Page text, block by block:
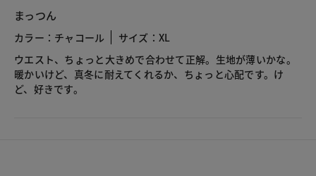
まっつん
カラー：チャコール
サイズ：XL
ウエスト、ちょっと大きめで合わせて正解。生地が薄いかな。
暖かいけど、真冬に耐えてくれるか、ちょっと心配です。け
ど、好きです。